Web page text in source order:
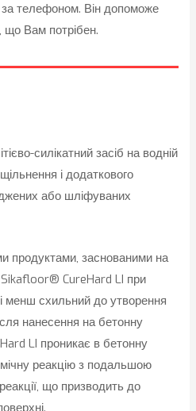
телефоном. Він допоможе
що Вам потрібен.
силікатний засіб на водній
і додаткового
або шліфуваних
продуктами, заснованими на
Sikafloor® CureHard LI при
менш схильний до утворення
нанесення на бетонну
LI проникає в бетонну
реакцію з подальшою
що призводить до